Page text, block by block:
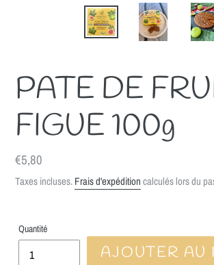
PATE DE
FIGUE 100g
Prix
normal
€5,80
Taxes incluses.Frais d'expéditioncalculés lors du
Quantité
AJOUTER AU